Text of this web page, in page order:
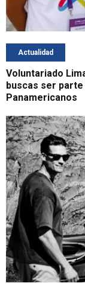
Actualidad
Voluntariado
buscas ser
Panamericanos